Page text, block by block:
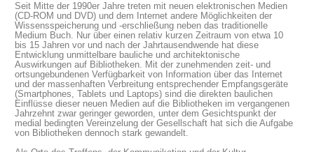
Seit Mitte der 1990er Jahre treten mit neuen elektronischen Medien
(CD-ROM und DVD) und dem Internet andere Möglichkeiten der
Wissensspeicherung und -erschließung neben das traditionelle
Medium Buch. Nur über einen relativ kurzen Zeitraum von etwa 10
bis 15 Jahren vor und nach der Jahrtausendwende hat diese
Entwicklung unmittelbare bauliche und architektonische
Auswirkungen auf Bibliotheken. Mit der zunehmenden zeit- und
ortsungebundenen Verfügbarkeit von Information über das Internet
und der massenhaften Verbreitung entsprechender Empfangsgeräte
(Smartphones, Tablets und Laptops) sind die direkten baulichen
Einflüsse dieser neuen Medien auf die Bibliotheken im vergangenen
Jahrzehnt zwar geringer geworden, unter dem Gesichtspunkt der
medial bedingten Vereinzelung der Gesellschaft hat sich die Aufgabe
von Bibliotheken dennoch stark gewandelt.